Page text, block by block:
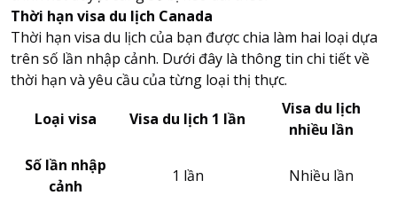
Thời hạn visa du lịch Canada
Thời hạn visa du lịch của bạn được chia làm hai loại dựa
trên số lần nhập cảnh. Dưới đây là thông tin chi tiết về
thời hạn và yêu cầu của từng loại thị thực.
Loại visa
Visa du lịch 1 lần
Visa du lịch
nhiều lần
Số lần nhập
cảnh
1 lần Nhiều lần